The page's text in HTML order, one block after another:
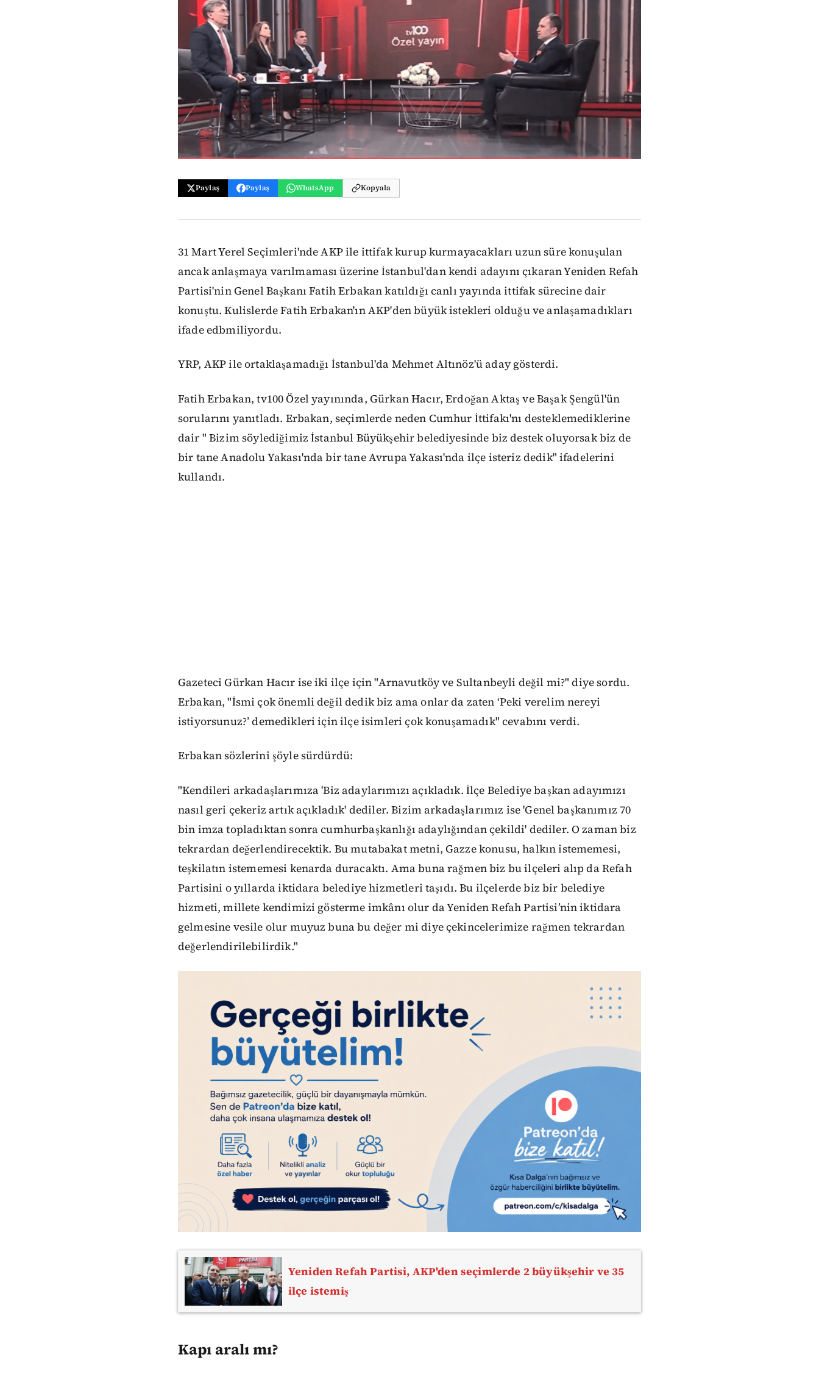
Paylaş Paylaş WhatsApp Kopyala
31 Mart Yerel Seçimleri'nde AKP ile ittifak kurup kurmayacakları uzun süre konuşulan
ancak anlaşmaya varılmaması üzerine İstanbul'dan kendi adayını çıkaran Yeniden Refah
Partisi'nin Genel Başkanı Fatih Erbakan katıldığı canlı yayında ittifak sürecine dair
konuştu. Kulislerde Fatih Erbakan'ın AKP'den büyük istekleri olduğu ve anlaşamadıkları
ifade edbmiliyordu.
YRP, AKP ile ortaklaşamadığı İstanbul'da Mehmet Altınöz'ü aday gösterdi.
Fatih Erbakan, tv100 Özel yayınında, Gürkan Hacır, Erdoğan Aktaş ve Başak Şengül'ün
sorularını yanıtladı. Erbakan, seçimlerde neden Cumhur İttifakı'nı desteklemediklerine
dair " Bizim söylediğimiz İstanbul Büyükşehir belediyesinde biz destek oluyorsak biz de
bir tane Anadolu Yakası'nda bir tane Avrupa Yakası'nda ilçe isteriz dedik" ifadelerini
kullandı.
Gazeteci Gürkan Hacır ise iki ilçe için "Arnavutköy ve Sultanbeyli değil mi?" diye sordu.
Erbakan, "İsmi çok önemli değil dedik biz ama onlar da zaten ‘Peki verelim nereyi
istiyorsunuz?’ demedikleri için ilçe isimleri çok konuşamadık" cevabını verdi.
Erbakan sözlerini şöyle sürdürdü:
"Kendileri arkadaşlarımıza 'Biz adaylarımızı açıkladık. İlçe Belediye başkan adayımızı
nasıl geri çekeriz artık açıkladık' dediler. Bizim arkadaşlarımız ise 'Genel başkanımız 70
bin imza topladıktan sonra cumhurbaşkanlığı adaylığından çekildi' dediler. O zaman biz
tekrardan değerlendirecektik. Bu mutabakat metni, Gazze konusu, halkın istememesi,
teşkilatın istememesi kenarda duracaktı. Ama buna rağmen biz bu ilçeleri alıp da Refah
Partisini o yıllarda iktidara belediye hizmetleri taşıdı. Bu ilçelerde biz bir belediye
hizmeti, millete kendimizi gösterme imkânı olur da Yeniden Refah Partisi’nin iktidara
gelmesine vesile olur muyuz buna bu değer mi diye çekincelerimize rağmen tekrardan
değerlendirilebilirdik."
Yeniden Refah Partisi, AKP'den seçimlerde 2 büyükşehir ve 35
ilçe istemiş
Kapı aralı mı?